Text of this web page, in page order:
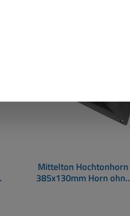
Mittelton Hochtonhorn
385x130mm Horn ohne